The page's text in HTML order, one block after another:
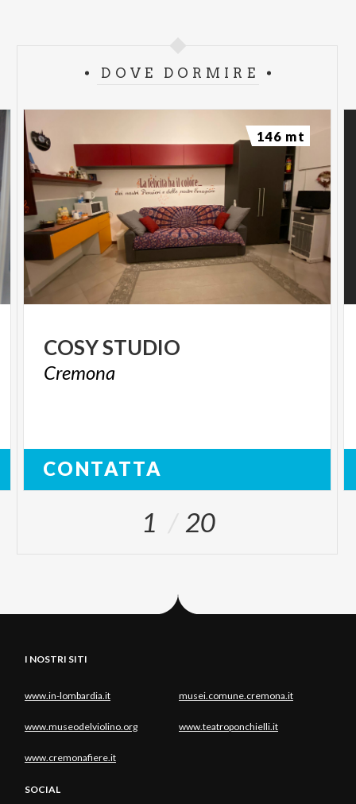
DOVE DORMIRE
COSYSTUDIO
Cremona
CONTATTA
146 mt
1 20
I NOSTRI SITI
www.in-lombardia.it musei.comune.cremona.it
www.museodelviolino.org www.teatroponchielli.it
www.cremonafiere.it
SOCIAL